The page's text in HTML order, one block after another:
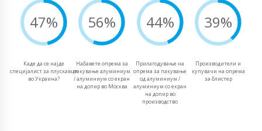
47%
Каде да се најде
специјалист за плускавци
во Украина?
56%
Набавете опрема за
пакување алуминиум
/ алуминиум со екран
на допир во Москва
44%
Прилагодување на
опрема за пакување
од алуминиум /
алуминиум со екран
на допир во
производство
39%
Производители и
купувачи на опрема
за блистер